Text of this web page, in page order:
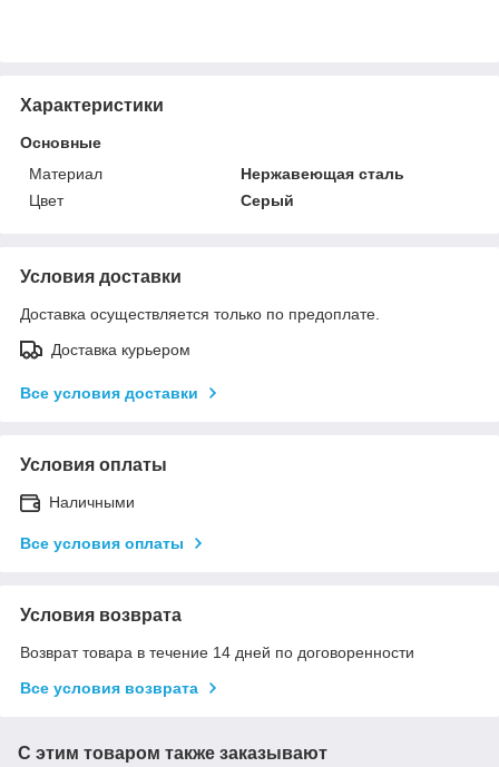
Характеристики
Основные
Материал
Нержавеющая сталь
Цвет
Серый
Условия доставки
Доставка осуществляется только по предоплате.
Доставка курьером
Все условия доставки
Условия оплаты
Наличными
Все условия оплаты
Условия возврата
Возврат товара в течение 14 дней по договоренности
Все условия возврата
С этим товаром также заказывают